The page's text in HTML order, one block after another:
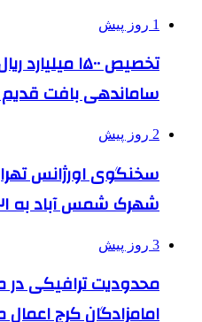
1 روز پیش
تخصیص ۱۵۰۰
ساماندهی بافت
2 روز پیش
سخنگوی اورژانس
شهرک شمس آباد به ۲۱نفر رسید
3 روز پیش
محدودیت ترافیکی
امامزادگان کرج